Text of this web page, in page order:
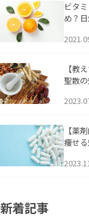
ビタ
め？
【教
聖散
【薬
痩せ
新着記事